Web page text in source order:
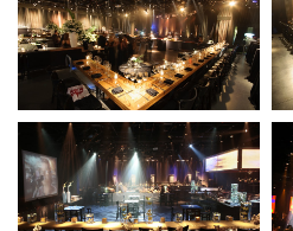
לפתיחת
הגלריה
בחלון
פופאפ
לחצו
לפתיחת
הגלריה
בחלון